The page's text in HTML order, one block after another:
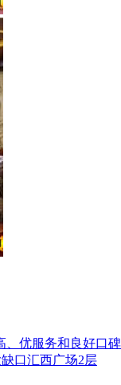
、优服务和良好口碑
口汇西广场2层